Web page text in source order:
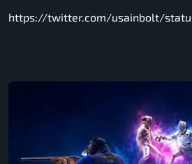
https://twitter.com/usainbolt/